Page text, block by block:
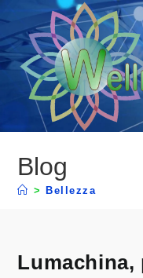
Blog
> Bellezza
Lumachina,